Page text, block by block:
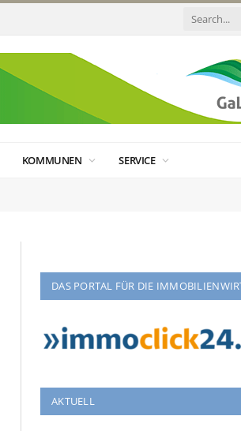
KOMMUNEN SERVICE
DAS PORTAL FÜR DIE
AKTUELL